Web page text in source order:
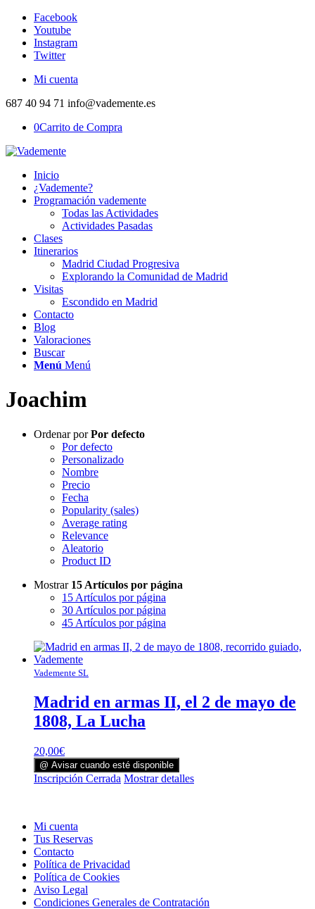
Facebook
Youtube
Instagram
Twitter
Mi cuenta
687 40 94 71 info@vademente.es
0Carrito de Compra
Inicio
¿Vademente?
Programación vademente
Todas las Actividades
Actividades Pasadas
Clases
Itinerarios
Madrid Ciudad Progresiva
Explorando la Comunidad de Madrid
Visitas
Escondido en Madrid
Contacto
Blog
Valoraciones
Buscar
Menú Menú
Joachim
Ordenar porPor defecto
Por defecto
Personalizado
Nombre
Precio
Fecha
Popularity (sales)
Average rating
Relevance
Aleatorio
Product ID
Mostrar 15 Artículos por página
15 Artículos por página
30 Artículos por página
45 Artículos por página
Vademente SL
Madrid en armas II, el 2 de mayo de
1808, La Lucha
20,00€
@ Avisar cuando esté disponible
Inscripción Cerrada Mostrar detalles
Mi cuenta
Tus Reservas
Contacto
Política de Privacidad
Política de Cookies
Aviso Legal
Condiciones Generales de Contratación